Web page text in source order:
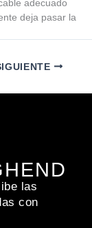
adecuado
deja pasar la
las
con